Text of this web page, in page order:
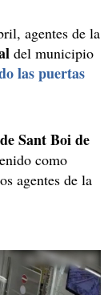
agentes de la
del municipio
las puertas
Sant Boi de
como
agentes de la